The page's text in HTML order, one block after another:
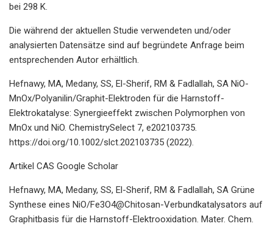
bei 298 K.
Die während der aktuellen Studie verwendeten und/oder
analysierten Datensätze sind auf begründete Anfrage beim
entsprechenden Autor erhältlich.
Hefnawy, MA, Medany, SS, El-Sherif, RM & Fadlallah, SA NiO-
MnOx/Polyanilin/Graphit-Elektroden für die Harnstoff-
Elektrokatalyse: Synergieeffekt zwischen Polymorphen von
MnOx und NiO. ChemistrySelect 7, e202103735.
https://doi.org/10.1002/slct.202103735 (2022).
Artikel CAS Google Scholar
Hefnawy, MA, Medany, SS, El-Sherif, RM & Fadlallah, SA Grüne
Synthese eines NiO/Fe3O4@Chitosan-Verbundkatalysators auf
Graphitbasis für die Harnstoff-Elektrooxidation. Mater. Chem.